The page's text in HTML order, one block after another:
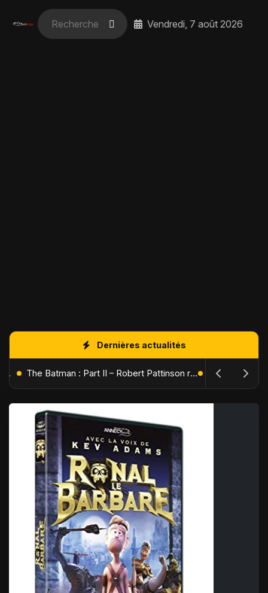
Vendredi, 7 août 2026
Dernières actualités
L'Âge de Glace : Le Réveil du Volcan – Manny, Sid et Diego de retour pour une aventure explosive The Batman : Part II – Robert Pattinson replonge dans les ténèbres de Gotham dès octobre 2027